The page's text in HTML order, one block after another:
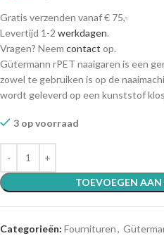
Gratis verzenden vanaf € 75,-
Levertijd 1-2 werkdagen.
Vragen? Neem contact op.
Gütermann rPET naaigaren is een
zowel te gebruiken is op de
wordt geleverd op een kunststof
3 op voorraad
TOEVOEGEN
Categorieën: Fournituren,